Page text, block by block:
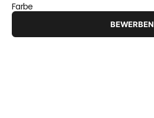
Farbe
BEWERBEN